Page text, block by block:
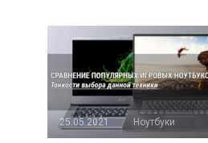
25.05.2021 Ноутбуки